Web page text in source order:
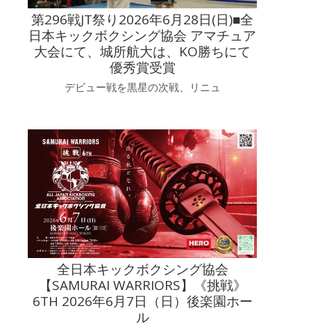
第296戦JT祭り2026年6月28日(日)■全
日本キックボクシング協会 アマチュア
大会にて、城所航大は、KO勝ちにて
優秀賞受賞
デビュー戦を黒星の次戦、リニュ
全日本キックボクシング協会
【SAMURAI WARRIORS】《挑戦》
6TH 2026年6月7日（日）後楽園ホー
ル